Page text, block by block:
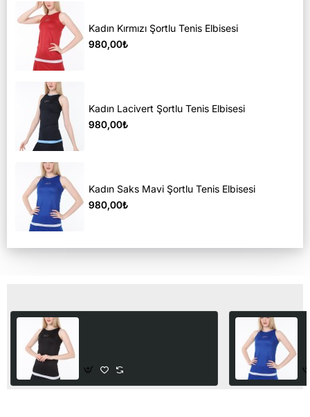
Kadın Kırmızı Şortlu Tenis Elbisesi
980,00₺
Kadın Lacivert Şortlu Tenis Elbisesi
980,00₺
Kadın Saks Mavi Şortlu Tenis Elbisesi
980,00₺